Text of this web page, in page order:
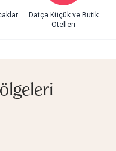
Datça Küçük ve Butik
Otelleri